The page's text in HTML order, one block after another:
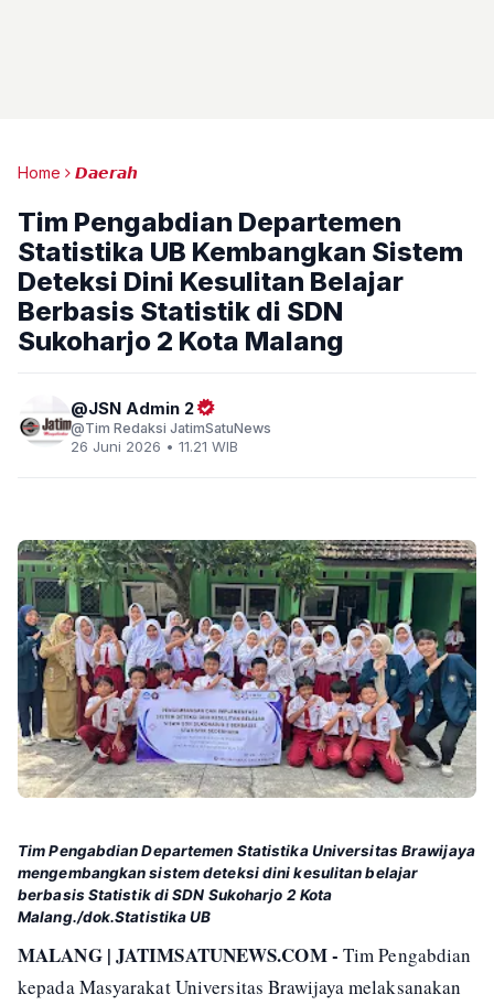
Home 𝘿𝙖𝙚𝙧𝙖𝙝
Tim Pengabdian Departemen
Statistika UB Kembangkan Sistem
Deteksi Dini Kesulitan Belajar
Berbasis Statistik di SDN
Sukoharjo 2 Kota Malang
JSN Admin 2
Tim Redaksi JatimSatuNews
26 Juni 2026 • 11.21 WIB
Tim Pengabdian Departemen Statistika Universitas Brawijaya
mengembangkan sistem deteksi dini kesulitan belajar
berbasis Statistik di SDN Sukoharjo 2 Kota
Malang./dok.Statistika UB
MALANG | JATIMSATUNEWS.COM - Tim Pengabdian
kepada Masyarakat Universitas Brawijaya melaksanakan